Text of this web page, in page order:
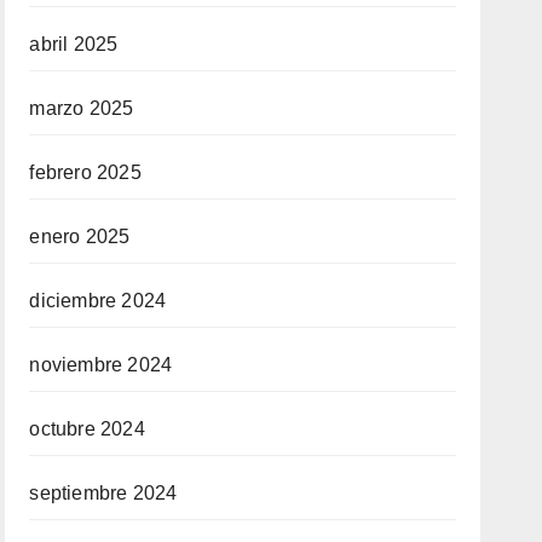
abril 2025
marzo 2025
febrero 2025
enero 2025
diciembre 2024
noviembre 2024
octubre 2024
septiembre 2024